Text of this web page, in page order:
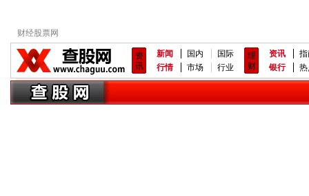
财经股票网
资
讯
新闻 国内
国际
行情
市场 行业
理
财
资讯
银行